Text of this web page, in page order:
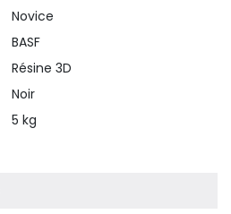
Novice
BASF
Résine 3D
Noir
5 kg